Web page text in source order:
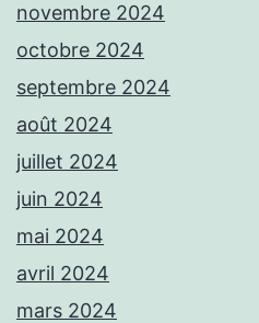
novembre 2024
octobre 2024
septembre 2024
août 2024
juillet 2024
juin 2024
mai 2024
avril 2024
mars 2024